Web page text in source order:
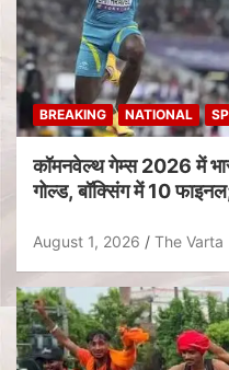
BREAKING NATIONAL
कॉमनवेल्थ गेम्स 2026 में
गोल्ड, बॉक्सिंग में 10
August 1, 2026 The Varta